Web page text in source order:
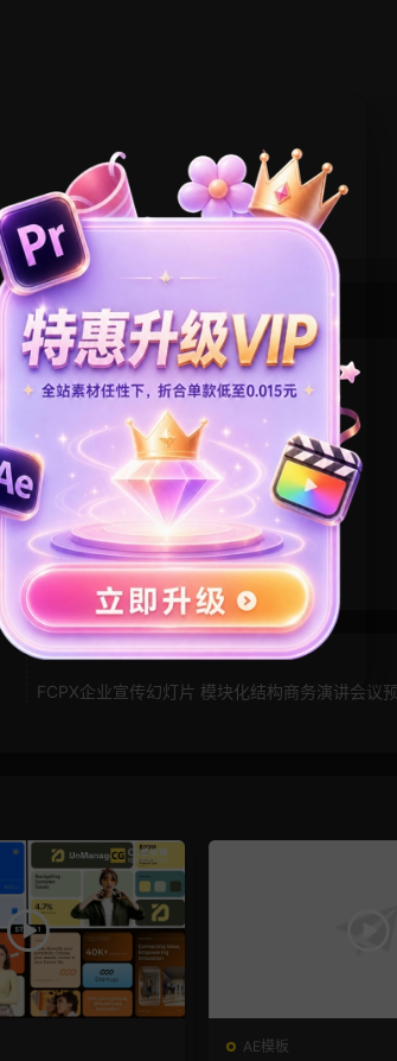
学习， 版权说明点此了解！
0
相册
FCPX企业宣传幻灯片 模块化结构商务演讲会议
AE模板